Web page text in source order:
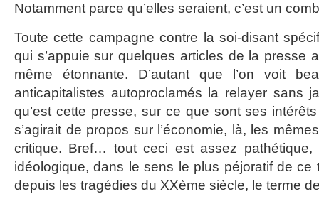
Notamment parce qu’elles seraient, c’est un
Toute cette campagne contre la soi-disant
qui s’appuie sur quelques articles de la presse
même étonnante. D’autant que l’on voit
anticapitalistes autoproclamés la relayer sans
qu’est cette presse, sur ce que sont ses
s’agirait de propos sur l’économie, là, les
critique. Bref… tout ceci est assez pathétique,
idéologique, dans le sens le plus péjoratif de ce
depuis les tragédies du XXème siècle, le terme